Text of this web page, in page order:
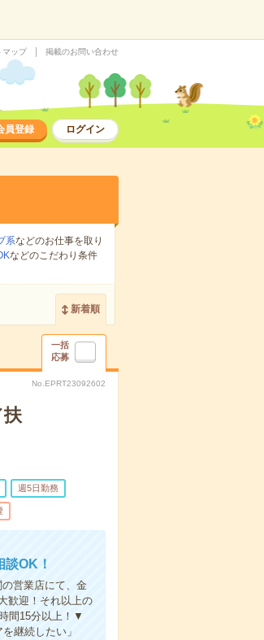
マップ 掲載のお問い合わせ
員登録 ログイン
系などのお仕事を取り
などのこだわり条件
新着順
一括
応募
No.EPRT23092602
週5日勤務
OK！
営業店にて、金
歓迎！それ以上の
間15分以上！▼
継続したい」